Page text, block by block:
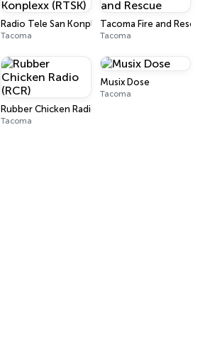
Radio Tele San Konplexx (RTSK)
Tacoma
Tacoma Fire and Rescue
Tacoma
Rubber Chicken Radio (RCR)
Tacoma
Musix Dose
Tacoma